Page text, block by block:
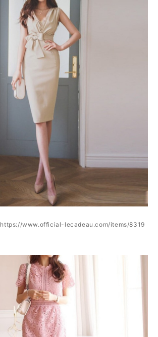
https://www.official-lecadeau.com/items/8319